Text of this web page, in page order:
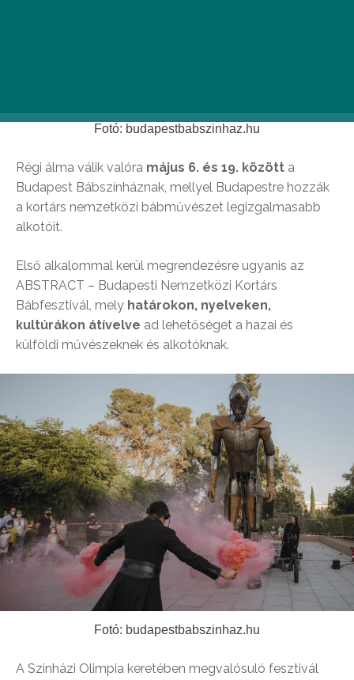
Fotó: budapestbabszinhaz.hu
Régi álma válik valóra május 6. és 19. között a
Budapest Bábszínháznak, mellyel Budapestre hozzák
a kortárs nemzetközi bábművészet legizgalmasabb
alkotóit.
Első alkalommal kerül megrendezésre ugyanis az
ABSTRACT – Budapesti Nemzetközi Kortárs
Bábfesztivál, mely határokon, nyelveken,
kultúrákon átívelve ad lehetőséget a hazai és
külföldi művészeknek és alkotóknak.
Fotó: budapestbabszinhaz.hu
A Színházi Olimpia keretében megvalósuló fesztivál